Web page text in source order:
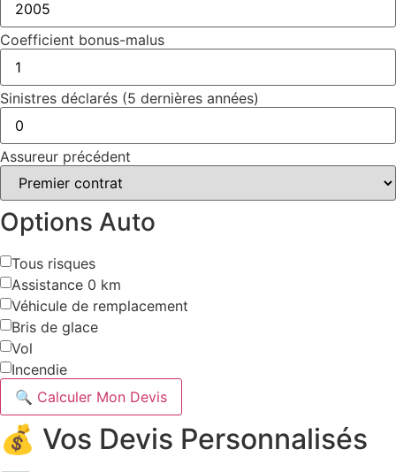
Coefficient bonus-malus
Sinistres déclarés (5 dernières années)
Assureur précédent
Options Auto
Tous risques
Assistance 0 km
Véhicule de remplacement
Bris de glace
Vol
Incendie
🔍 Calculer Mon Devis
💰 Vos Devis Personnalisés